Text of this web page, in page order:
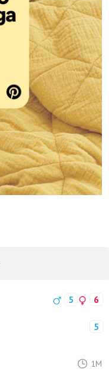
5 6
5
1M